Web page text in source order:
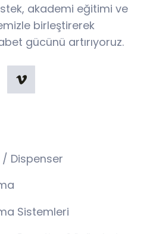
akademi eğitimi ve
birleştirerek
gücünü artırıyoruz.
/ Dispenser
Sistemleri